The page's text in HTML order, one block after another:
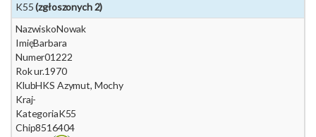
K55(zgłoszonych 2)
NazwiskoNowak
ImięBarbara
Numer01222
Rok ur.1970
KlubHKS Azymut, Mochy
Kraj-
KategoriaK55
Chip8516404